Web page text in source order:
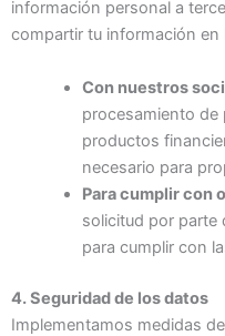
información personal a
compartir tu información en
Con nuestros
procesamiento de
productos
necesario para
Para cumplir con
solicitud por parte
para cumplir con
4. Seguridad de los datos
Implementamos medidas